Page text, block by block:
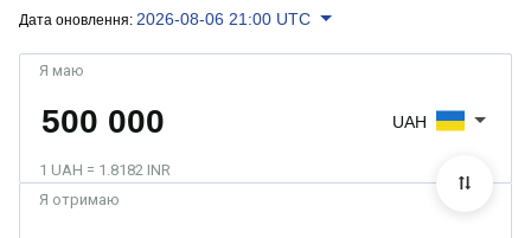
Дата оновлення: 2026-08-06 21:00 UTC
Я маю
1 UAH = 1.8182 INR
UAH
Я отримаю